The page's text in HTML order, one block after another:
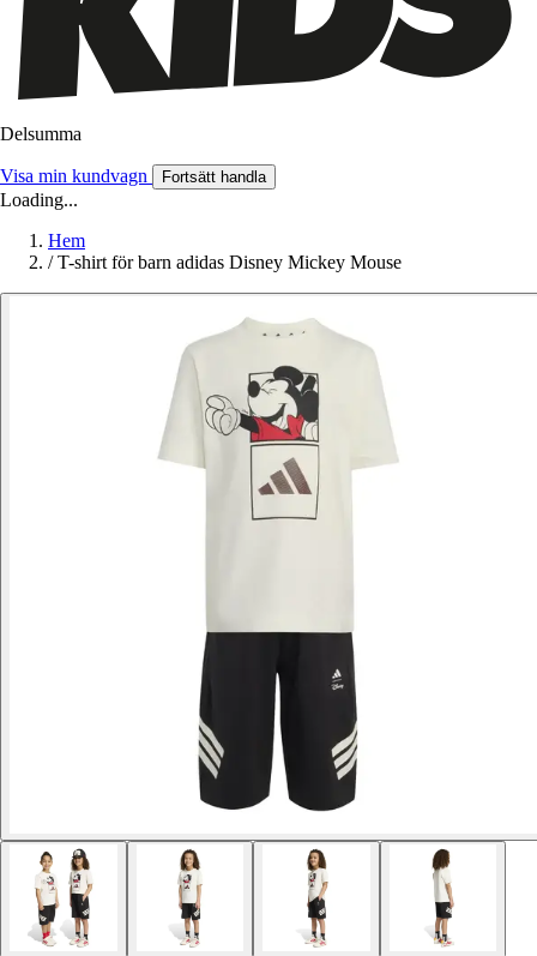
Delsumma
Visa min kundvagn Fortsätt handla
Loading...
Hem
/ T-shirt för barn adidas Disney Mickey Mouse